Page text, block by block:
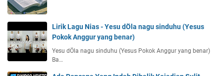
Lirik Lagu Nias - Yesu dÖla nagu sinduhu (Yesus
Pokok Anggur yang benar)
Yesu dÖla nagu sinduhu (Yesus Pokok Anggur yang benar)
Ba…